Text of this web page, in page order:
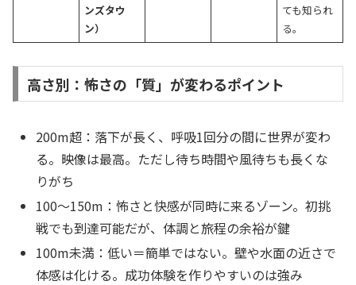
ンズタウ
ン）
ても知られ
る。
高さ別：怖さの「質」が変わるポイント
200m超：落下が長く、呼吸1回分の間に世界が変わ
る。映像は最高。ただし待ち時間や風待ちも長くな
りがち
100〜150m：怖さと快感が同時に来るゾーン。初挑
戦でも到達可能だが、体調と旅程の余裕が鍵
100m未満：低い＝簡単ではない。壁や水面の近さで
体感は化ける。成功体験を作りやすいのは強み